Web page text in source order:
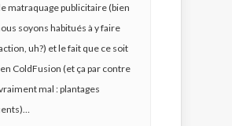
le matraquage publicitaire (bien
soyons habitués à y faire
uh?) et le fait que ce soit
ColdFusion (et ça par contre
mal : plantages